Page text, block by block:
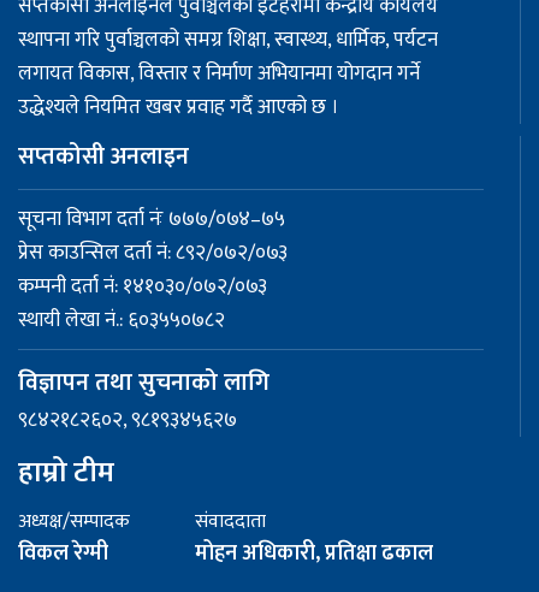
स्थापना गरि पुर्वाञ्चलको समग्र शिक्षा, स्वास्थ्य, धार्मिक, पर्यटन
लगायत विकास, विस्तार र निर्माण अभियानमा योगदान गर्ने
उद्धेश्यले नियमित खबर प्रवाह गर्दै आएको छ ।
सप्तकोसी अनलाइन
सूचना विभाग दर्ता नंः ७७७/०७४–७५
प्रेस काउन्सिल दर्ता नं: ८९२/०७२/०७३
कम्पनी दर्ता नं: १४१०३०/०७२/०७३
स्थायी लेखा नं.: ६०३५५०७८२
विज्ञापन तथा सुचनाको लागि
९८४२१८२६०२, ९८१९३४५६२७
हाम्रो टीम
अध्यक्ष/सम्पादक
विकल रेग्मी
संवाददाता
मोहन अधिकारी, प्रतिक्षा ढकाल